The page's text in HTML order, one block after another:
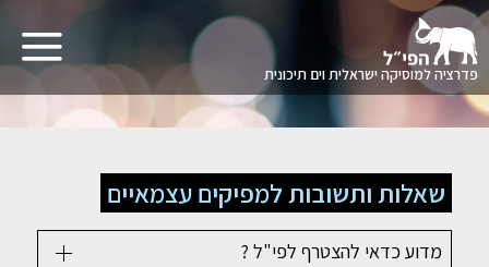
דלגו
פדרציה למוסיקה ישראלית וים תיכונית
תפריט
שאלות ותשובות למפיקים עצמאיים
מדוע כדאי להצטרף לפי"ל ?